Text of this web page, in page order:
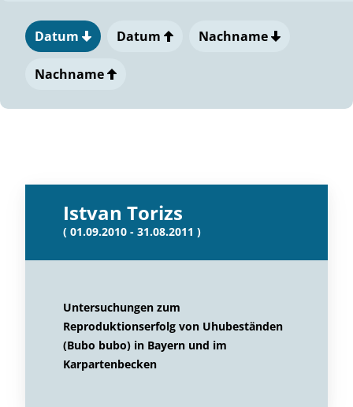
Datum Datum Nachname
Nachname
Istvan Torizs
( 01.09.2010 - 31.08.2011 )
Untersuchungen zum
Reproduktionserfolg von Uhubeständen
(Bubo bubo) in Bayern und im
Karpartenbecken